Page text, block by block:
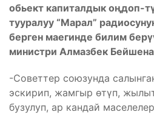
обьект капиталдык оңдоп-
тууралуу “Марал”
берген маегинде билим
министри Алмазбек
-Советтер союзунда
эскирип, жамгыр өтүп,
бузулуп, ар кандай